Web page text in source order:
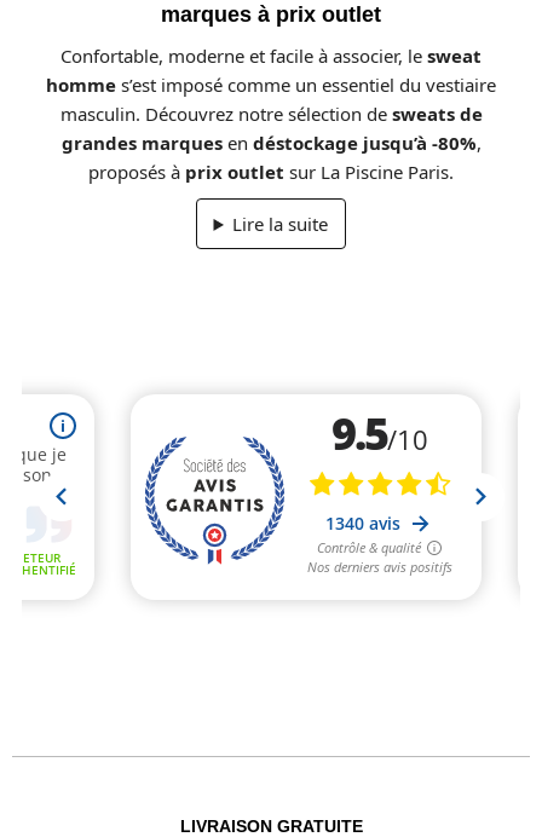
marques à prix outlet
Confortable, moderne et facile à associer, le sweat
homme s’est imposé comme un essentiel du vestiaire
masculin. Découvrez notre sélection de sweats de
grandes marquesen déstockage jusqu’à -80%,
proposés à prix outlet sur La Piscine Paris.
Lire la suite
LIVRAISON GRATUITE